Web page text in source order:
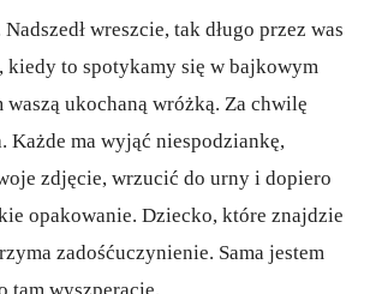
wreszcie, tak długo przez was
kiedy to spotykamy się w bajkowym
waszą ukochaną wróżką. Za chwilę
Każde ma wyjąć niespodziankę,
zdjęcie, wrzucić do urny i dopiero
opakowanie. Dziecko, które znajdzie
zadośćuczynienie. Sama jestem